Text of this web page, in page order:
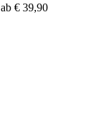
ab € 39,90